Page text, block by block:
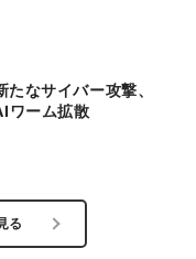
なサイバー攻撃、
ワーム拡散
る